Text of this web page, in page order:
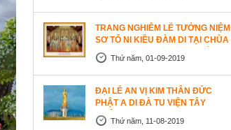
TRANG NGHIÊM LỄ TƯỞNG NIỆM
SƠ TỔ NI KIỀU ĐÀM DI TẠI CHÙA
AN LẠC, SAN JOSE, HOA KỲ
Thứ năm, 01-09-2019
ĐẠI LỄ AN VỊ KIM THÂN ĐỨC
PHẬT A DI ĐÀ TU VIỆN TÂY
THIÊN, CANADA
Thứ năm, 11-08-2019